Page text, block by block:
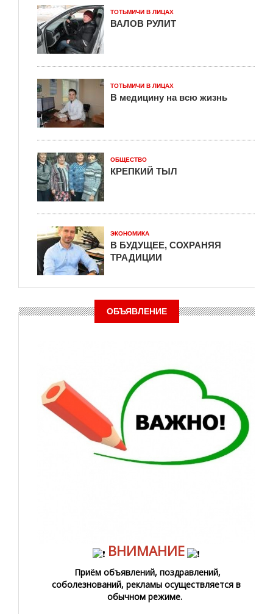
ТОТЬМИЧИ В ЛИЦАХ
ВАЛОВ РУЛИТ
ТОТЬМИЧИ В ЛИЦАХ
В медицину на всю жизнь
ОБЩЕСТВО
КРЕПКИЙ ТЫЛ
ЭКОНОМИКА
В БУДУЩЕЕ, СОХРАНЯЯ
ТРАДИЦИИ
ОБЪЯВЛЕНИЕ
ВНИМАНИЕ
Приём объявлений, поздравлений,
соболезнований, рекламы осуществляется в
обычном режиме.